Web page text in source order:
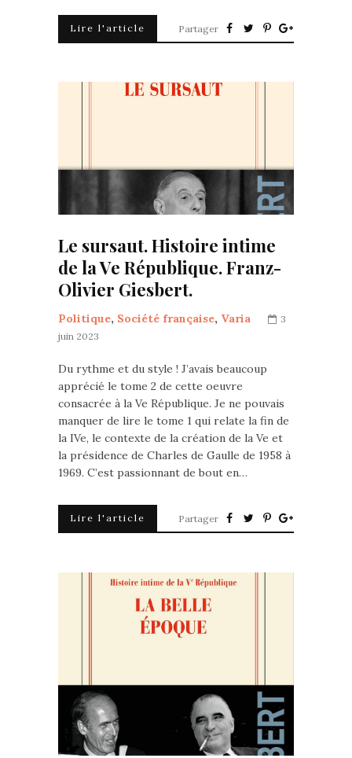
Lire l'article Partager
Le sursaut. Histoire intime
de la Ve République. Franz-
Olivier Giesbert.
Politique, Société française, Varia
3
juin 2023
Du rythme et du style ! J’avais beaucoup
apprécié le tome 2 de cette oeuvre
consacrée à la Ve République. Je ne pouvais
manquer de lire le tome 1 qui relate la fin de
la IVe, le contexte de la création de la Ve et
la présidence de Charles de Gaulle de 1958 à
1969. C’est passionnant de bout en…
Lire l'article Partager